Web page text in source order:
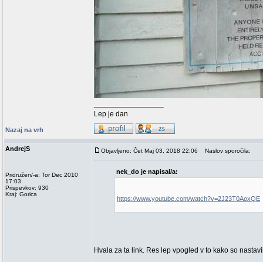
Lep je dan
Nazaj na vrh
AndrejS
Pridružen/-a: Tor Dec 2010
17:03
Prispevkov: 930
Kraj: Gorica
Objavljeno: Čet Maj 03, 2018 22:06 Naslov sporočila:
nek_do je napisal/a:
https://www.youtube.com/watch?v=2J23T0AoxQE
Hvala za ta link. Res lep vpogled v to kako so